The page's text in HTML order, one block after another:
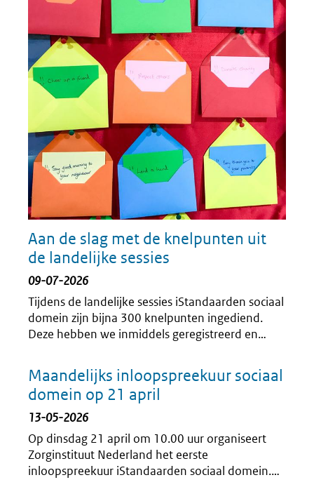
Aan de slag met de knelpunten uit
de landelijke sessies
09-07-2026
Tijdens de landelijke sessies iStandaarden sociaal
domein zijn bijna 300 knelpunten ingediend.
Deze hebben we inmiddels geregistreerd en
Maandelijks inloopspreekuur sociaal
domein op 21 april
13-05-2026
Op dinsdag 21 april om 10.00 uur organiseert
Zorginstituut Nederland het eerste
inloopspreekuur iStandaarden sociaal domein.